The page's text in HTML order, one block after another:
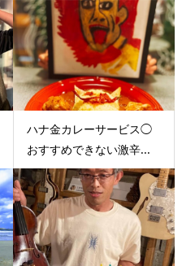
ハナ金カレーサービス◯
おすすめできない激辛...